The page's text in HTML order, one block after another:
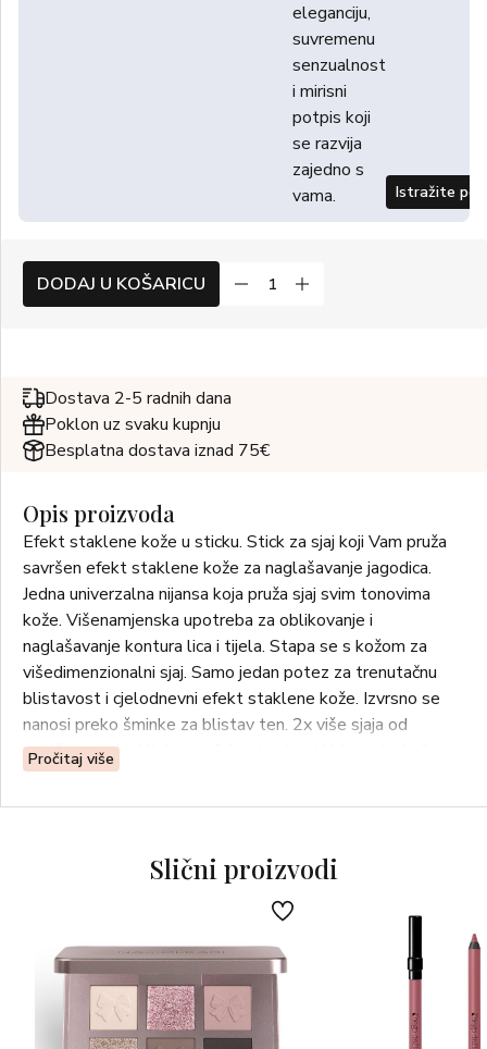
eleganciju,
suvremenu
senzualnost
i mirisni
potpis koji
se razvija
zajedno s
vama.
Istražite
DODAJ U KOŠARICU
Dostava 2-5 radnih dana
Poklon uz svaku kupnju
Besplatna dostava iznad 75€
Opis proizvoda
Efekt staklene kože u sticku. Stick za sjaj koji Vam pruža
savršen efekt staklene kože za naglašavanje jagodica.
Jedna univerzalna nijansa koja pruža sjaj svim tonovima
kože. Višenamjenska upotreba za oblikovanje i
naglašavanje kontura lica i tijela. Stapa se s kožom za
višedimenzionalni sjaj. Samo jedan potez za trenutačnu
blistavost i cjelodnevni efekt staklene kože. Izvrsno se
nanosi preko šminke za blistav ten. 2x više sjaja od
uobičajenog highlightera. 24 sata sjaja i hidratacije kože.
Koso rezani vrh pod kutom od 19° za precizno nanošenje.
Pročitaj više
Slični proizvodi